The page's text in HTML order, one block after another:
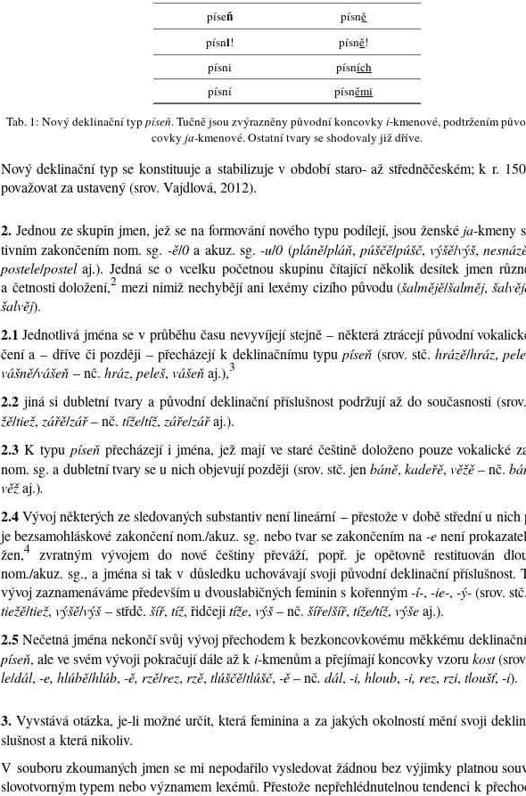
píseň písně
písni! písně!
písni
písních
písní
písněmi
Tab. 1: No­vý de­kli­nač­ní typpí­seň. Tuč­ně jsou zvý­raz­ně­ny pů­vod­ní kon­cov­kyi-kme­no­vé,pod­tr­že­ním
cov­ky ja-kme­no­vé. Ostat­ní tva­ry se sho­do­va­ly již dří­ve.
No­vý de­kli­nač­ní typ se kon­sti­tu­u­je a sta­bi­li­zu­je v ob­do­bí sta­ro- až střed­ně­čes­kém; k r.
po­va­žo­vat za usta­ve­ný (srov. Vajdlo­vá, 2012).
2.Jed­nou ze sku­pin jmen, jež se na for­mo­vá­ní no­vé­ho ty­pu po­dí­le­jí, jsou žen­ské ja-kme­ny
tiv­ním za­kon­če­ním nom. sg. -ě/0a akuz. sg.-u/0 (plá­ně/pláň, pú­ščě/pú­šč,vý­šě/výš,
po­ste­le/po­stelaj.). Jed­ná se o vcel­ku po­čet­nou sku­pi­nu čí­ta­jí­cí ně­ko­lik de­sí­tek jmen
a čet­nos­ti do­lo­že­ní,2 me­zi ni­miž ne­chy­bě­jí ani lexémy ci­zí­ho pů­vo­du (šal­mějě/šal­měj,
šal­věj).
2.1 Jed­not­li­vá jmé­na se v prů­bě­hu ča­su ne­vy­ví­je­jí stej­ně – ně­kte­rá ztrá­ce­jí pů­vod­ní
če­ní a – dří­ve či poz­dě­ji – pře­chá­ze­jí k de­kli­nač­ní­mu ty­pupí­seň (srov. stč.hrá­zě/hráz,
váš­ně/vá­šeň– nč. hráz, pe­leš, vá­šeňaj.),3
2.2 ji­ná si dublet­ní tva­ry a pů­vod­ní de­kli­nač­ní pří­sluš­nost po­dr­žu­jí až do sou­čas­nos­ti
žě/tiež, zá­řě/zář– nč. tí­že/tíž, zá­ře/zářaj.).
2.3K ty­pupí­seň pře­chá­ze­jí i jmé­na, jež ma­jí ve sta­ré češ­ti­ně do­lo­že­no pou­ze vo­ka­lic­ké
nom. sg. a dublet­ní tva­ry se u nich ob­je­vu­jí poz­dě­ji (srov. stč. jen bá­ně, ka­de­řě, věžě– nč.
věžaj.).
2.4Vý­voj ně­kte­rých ze sle­do­va­ných sub­stan­tiv ne­ní li­ne­ár­ní – přes­to­že v do­bě střed­ní u
je bez­sa­mohlás­ko­vé za­kon­če­ní nom./akuz. sg. ne­bo tvar se za­kon­če­ním na -ene­ní
žen,4zvrat­ným vý­vo­jem do no­vé češ­ti­ny pře­vá­ží, popř. je opě­tov­ně re­sti­tu­o­ván
nom./akuz. sg., a jmé­na si tak v dů­sled­ku ucho­vá­va­jí svo­ji pů­vod­ní de­kli­nač­ní pří­sluš­nost.
vý­voj za­zna­me­ná­vá­me pře­de­vším u dvou­sla­bič­ných fe­mi­nin s ko­řen­ným-í-,-ie-,-ý- (srov.
tie­žě/tiež, vý­šě/výš– střdč. šíř, tíž, řid­če­ji tí­že, výš– nč. ší­ře/šíř, tí­že/tíž, vý­šeaj.).
2.5Ne­čet­ná jmé­na ne­kon­čí svůj vý­voj pře­cho­dem k bez­kon­cov­ko­vé­mu měk­ké­mu
pí­seň, ale ve svém vý­vo­ji po­kra­ču­jí dá­le až ki-kme­nůma pře­jí­ma­jí kon­cov­ky vzo­rukost
le/dál, -e, hl­ú­bě/hl­úb, -ě, rzě/rez, rzě, tl­ú­ščě/tl­ú­šč, -ě – nč. dál, -i, hloub, -i, rez, rzi, tloušť, -i).
3.Vy­vstá­vá otáz­ka, je-li mož­né ur­čit, kte­rá fe­mi­ni­na a za ja­kých okol­nos­tí mě­ní svo­ji
sluš­nost a kte­rá ni­ko­liv.
V sou­bo­ru zkou­ma­ných jmen se mi ne­po­da­ři­lo vy­sle­do­vat žád­nou bez vý­jim­ky plat­nou
slo­vo­tvor­ným ty­pem ne­bo vý­zna­mem lexé­mů. Přes­to­že ne­pře­hléd­nu­tel­nou ten­den­ci k